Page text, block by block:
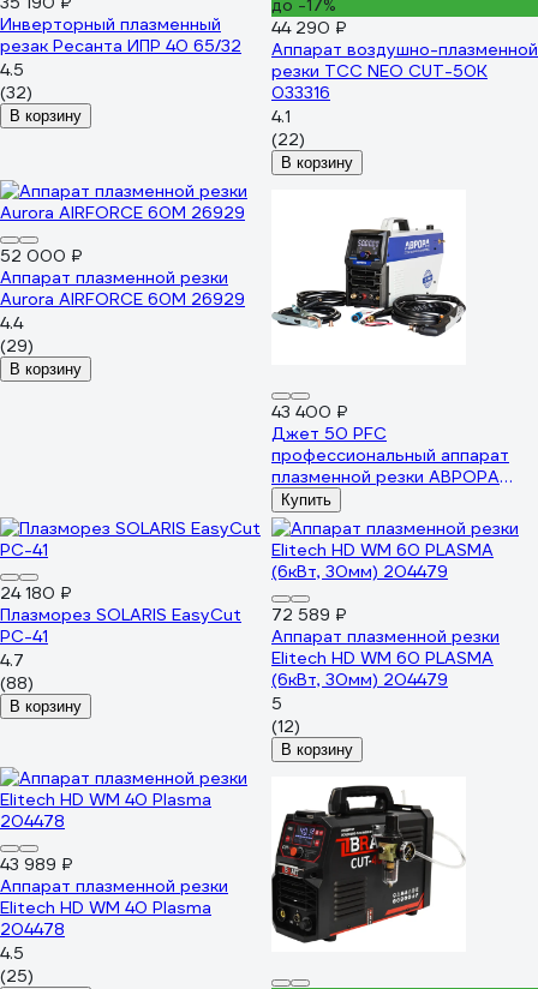
Инверторный плазменный
резак Ресанта ИПР 40 65/32
4.5
(32)
В корзину
до -17%
44 290 ₽
Аппарат воздушно-плазменной
резки ТСС NEO CUT-50K
033316
4.1
(22)
В корзину
52 000 ₽
Аппарат плазменной резки
Aurora AIRFORCE 60M 26929
4.4
(29)
В корзину
43 400 ₽
Джет 50 PFC
профессиональный аппарат
плазменной резки АВРОРА
(PFC, CNC, EMC, PILOT) 41688
Купить
24 180 ₽
Плазморез SOLARIS EasyCut
PC-41
4.7
(88)
В корзину
72 589 ₽
Аппарат плазменной резки
Elitech HD WM 60 PLASMA
(6кВт, 30мм) 204479
5
(12)
В корзину
43 989 ₽
Аппарат плазменной резки
Elitech HD WM 40 Plasma
204478
4.5
(25)